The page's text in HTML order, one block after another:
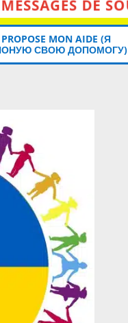
DE SOUTIEN!
PROPOSE MON AIDE (Я
СВОЮ ДОПОМОГУ)